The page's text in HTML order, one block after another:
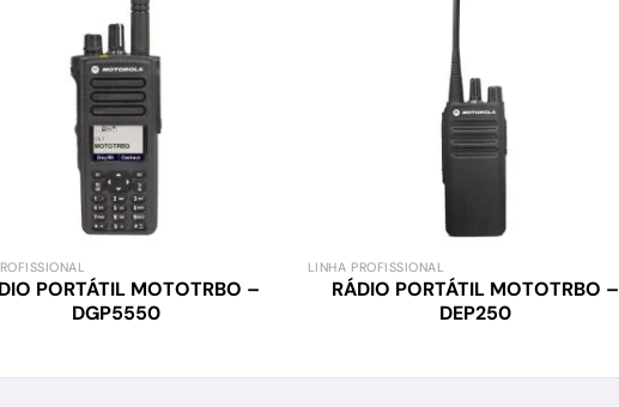
PORTÁTIL MOTOTRBO –
DGP5550
LINHA PROFISSIONAL
RÁDIO PORTÁTIL MOTOTRBO –
DEP250